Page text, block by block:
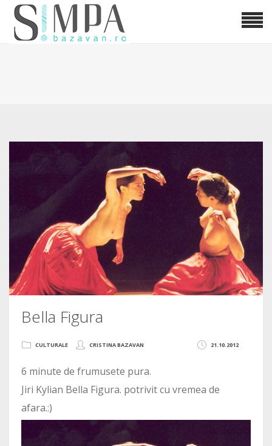
Bella Figura
21.10.2012
CULTURALE CRISTINA BAZAVAN
6 minute de frumusete pura.
Jiri Kylian Bella Figura. potrivit cu vremea de
afara.:)